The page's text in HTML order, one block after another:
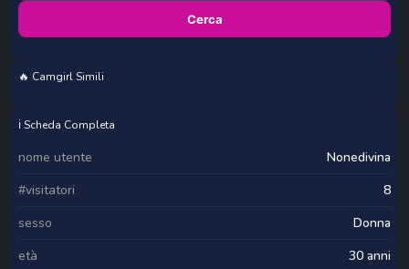
Cerca
🔥 Camgirl Simili
ℹ️ Scheda Completa
nome utente
Nonedivina
#visitatori
8
sesso
Donna
età
30 anni